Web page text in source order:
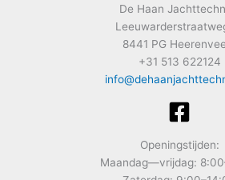
De Haan
8441 PG
+31 513 622124
Openingstijden:
Maandag—vrijdag: